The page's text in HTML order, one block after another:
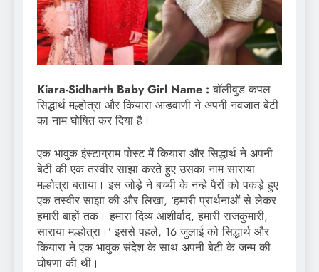
Kiara-Sidharth Baby Girl Name : बॉलीवुड कपल
सिद्धार्थ मल्होत्रा ​​और कियारा आडवाणी ने अपनी नवजात बेटी
का नाम घोषित कर दिया है।
एक भावुक इंस्टाग्राम पोस्ट में कियारा और सिद्धार्थ ने अपनी
बेटी की एक तस्वीर साझा करते हुए उसका नाम साराया
मल्होत्रा ​​बताया। इस जोड़े ने बच्ची के नन्हे पैरों को पकड़े हुए
एक तस्वीर साझा की और लिखा, ‘हमारी प्रार्थनाओं से लेकर
हमारी बाहों तक। हमारा दिव्य आशीर्वाद, हमारी राजकुमारी,
साराया मल्होत्रा।’ इससे पहले, 16 जुलाई को सिद्धार्थ और
कियारा ने एक भावुक संदेश के साथ अपनी बेटी के जन्म की
घोषणा की थी।